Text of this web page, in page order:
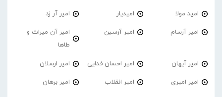
امید مولا امیدیار امیر آر زد
امیر آرسام امیر آرسین
امیر آن میراث و
طاها
امیر آیهان امیر احسان فدایی امیر ارسلان
امیر امیری امیر انقلاب امیر برهان